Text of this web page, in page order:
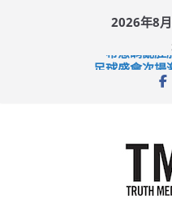
2026年8月
希愈調亂胚
足球盛會次場
上半年純利大增